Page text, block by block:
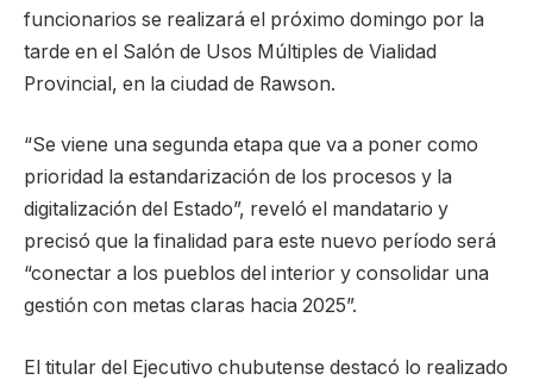
funcionarios se realizará el próximo domingo por la
tarde en el Salón de Usos Múltiples de Vialidad
Provincial, en la ciudad de Rawson.
“Se viene una segunda etapa que va a poner como
prioridad la estandarización de los procesos y la
digitalización del Estado”, reveló el mandatario y
precisó que la finalidad para este nuevo período será
“conectar a los pueblos del interior y consolidar una
gestión con metas claras hacia 2025”.
El titular del Ejecutivo chubutense destacó lo realizado